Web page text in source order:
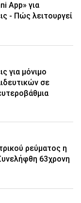
App» για
- Πώς λειτουργεί
για μόνιμο
σε
ρεύματος η
63χρονη